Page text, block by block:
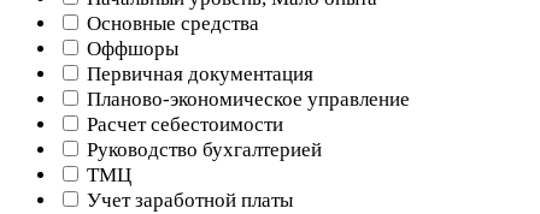
Основные средства
Оффшоры
Первичная документация
Планово-экономическое управление
Расчет себестоимости
Руководство бухгалтерией
ТМЦ
Учет заработной платы